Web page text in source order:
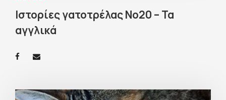
Ιστορίες γατοτρέλας Νο20 – Τα
αγγλικά